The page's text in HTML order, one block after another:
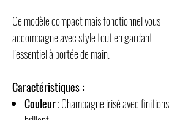
Ce modèle compact mais fonctionnel vous
accompagne avec style tout en gardant
l’essentiel à portée de main.
Caractéristiques :
Couleur: Champagne irisé avec finitions